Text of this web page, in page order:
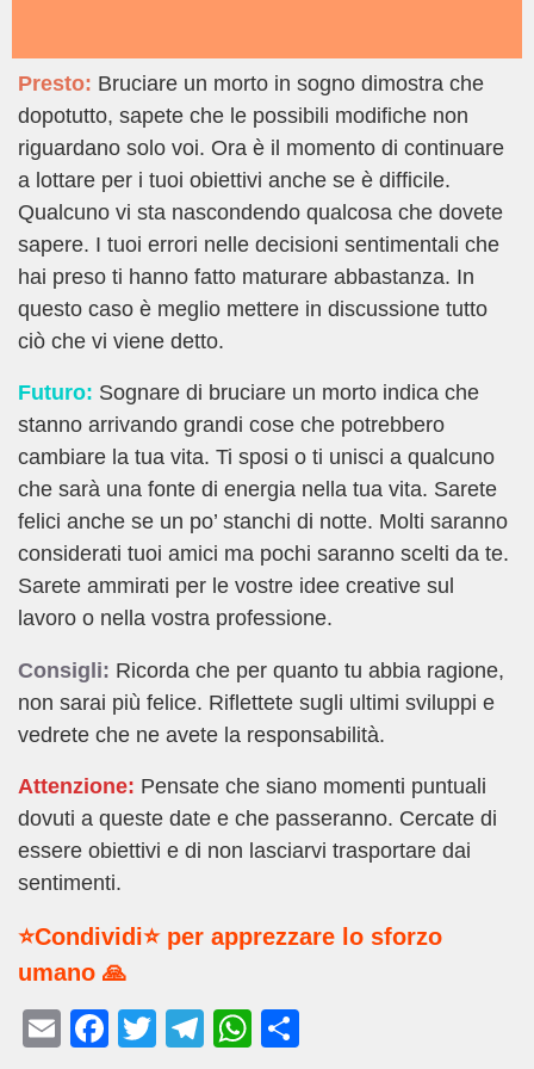
Presto: Bruciare un morto in sogno dimostra che
dopotutto, sapete che le possibili modifiche non
riguardano solo voi. Ora è il momento di continuare
a lottare per i tuoi obiettivi anche se è difficile.
Qualcuno vi sta nascondendo qualcosa che dovete
sapere. I tuoi errori nelle decisioni sentimentali che
hai preso ti hanno fatto maturare abbastanza. In
questo caso è meglio mettere in discussione tutto
ciò che vi viene detto.
Futuro: Sognare di bruciare un morto indica che
stanno arrivando grandi cose che potrebbero
cambiare la tua vita. Ti sposi o ti unisci a qualcuno
che sarà una fonte di energia nella tua vita. Sarete
felici anche se un po’ stanchi di notte. Molti saranno
considerati tuoi amici ma pochi saranno scelti da te.
Sarete ammirati per le vostre idee creative sul
lavoro o nella vostra professione.
Consigli: Ricorda che per quanto tu abbia ragione,
non sarai più felice. Riflettete sugli ultimi sviluppi e
vedrete che ne avete la responsabilità.
Attenzione: Pensate che siano momenti puntuali
dovuti a queste date e che passeranno. Cercate di
essere obiettivi e di non lasciarvi trasportare dai
sentimenti.
⭐Condividi⭐ per apprezzare lo sforzo
umano 🙏
E
F
T
T
W